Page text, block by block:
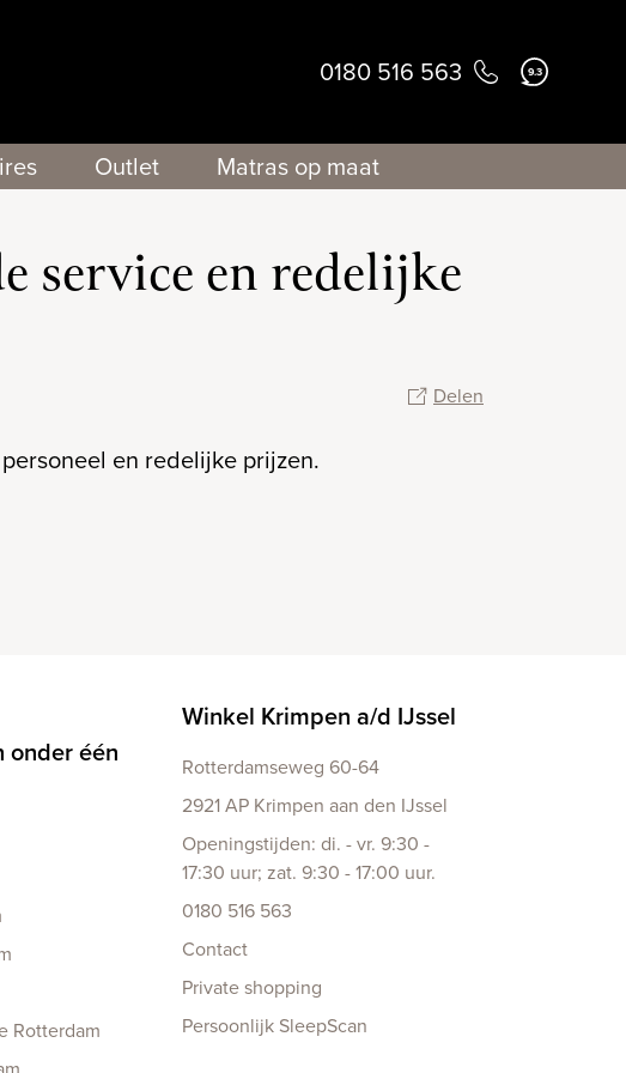
0180 516 563 9.3
Outlet Matras op maat
service en redelijke
Delen
en redelijke prijzen.
onder één
Rotterdam
Winkel Krimpen a/d IJssel
Rotterdamseweg 60-64
2921 AP Krimpen aan den IJssel
Openingstijden: di. - vr. 9:30 -
17:30 uur; zat. 9:30 - 17:00 uur.
0180 516 563
Contact
Private shopping
Persoonlijk SleepScan